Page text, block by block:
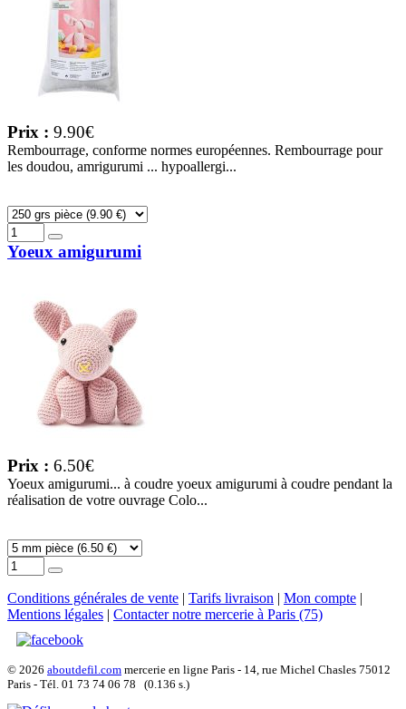
Prix : 9.90€
Rembourrage, conforme normes européennes. Rembourrage pour
les doudou, amrigurumi ... hypoallergi...
Yoeux amigurumi
Prix : 6.50€
Yoeux amigurumi... à coudre yoeux amigurumi à coudre pendant la
réalisation de votre ouvrage Colo...
Conditions générales de vente | Tarifs livraison | Mon compte |
Mentions légales | Contacter notre mercerie à Paris (75)
© 2026 aboutdefil.com mercerie en ligne Paris - 14, rue Michel Chasles 75012
Paris - Tél. 01 73 74 06 78 (0.136 s.)